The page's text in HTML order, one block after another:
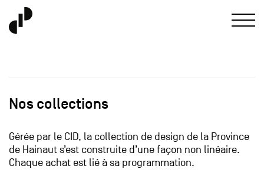
Nos collections
Gérée par le CID, la collection de design de la Province
de Hainaut s’est construite d’une façon non linéaire.
Chaque achat est lié à sa programmation.